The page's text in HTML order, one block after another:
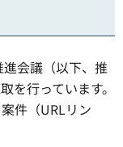
進会議（以下、推
を行っています。
件（URLリン